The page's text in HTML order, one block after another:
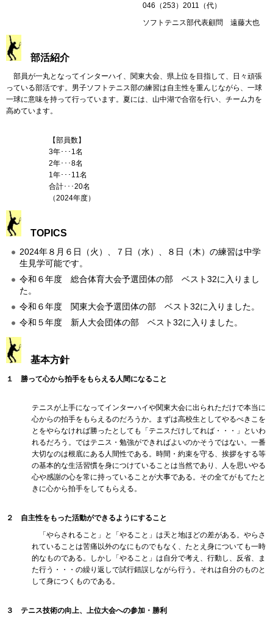
046（253）2011（代）
ソフトテニス部代表顧問 遠藤大也
部活紹介
部員が一丸となってインターハイ、関東大会、県上位を目指して、日々頑張
っている部活です。男子ソフトテニス部の練習は自主性を重んじながら、一球
一球に意味を持って行っています。夏には、山中湖で合宿を行い、チーム力を
高めています。
【部員数】
3年･･･1名
2年･･･8名
1年･･･11名
合計･･･20名
（2024年度）
TOPICS
2024年８月６日（火）、７日（水）、８日（木）の練習は中学
生見学可能です。
令和６年度 総合体育大会予選団体の部 ベスト32に入りまし
た。
令和６年度 関東大会予選団体の部 ベスト32に入りました。
令和５年度 新人大会団体の部 ベスト32に入りました。
基本方針
１ 勝って心から拍手をもらえる人間になること
テニスが上手になってインターハイや関東大会に出られただけで本当に
心からの拍手をもらえるのだろうか。まずは高校生としてやるべきこを
とをやらなければ勝ったとしても「テニスだけしてれば・・・」といわ
れるだろう。ではテニス・勉強ができればよいのかそうではない。一番
大切なのは根底にある人間性である。時間・約束を守る、挨拶をする等
の基本的な生活習慣を身につけていることは当然であり、人を思いやる
心や感謝の心を常に持っていることが大事である。その全てがもてたと
きに心から拍手をしてもらえる。
２ 自主性をもった活動ができるようにすること
「やらされること」と「やること」は天と地ほどの差がある。やらさ
れていることは苦痛以外のなにものでもなく、たとえ身についても一時
的なものである。しかし「やること」は自分で考え、行動し、反省、ま
た行う・・・の繰り返しで試行錯誤しながら行う。それは自分のものと
して身につくものである。
３ テニス技術の向上、上位大会への参加・勝利